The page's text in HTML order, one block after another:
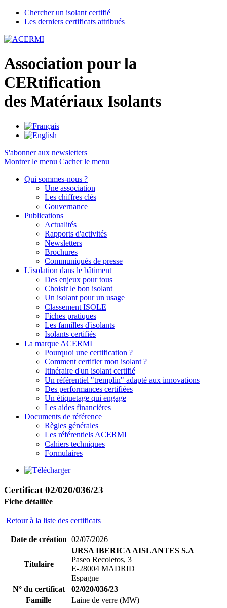
Chercher un isolant certifié
Les derniers certificats attribués
Association pour la
CERtification
des Matériaux Isolants
S'abonner aux newsletters
Montrer le menu Cacher le menu
Qui sommes-nous ?
Une association
Les chiffres clés
Gouvernance
Publications
Actualités
Rapports d'activités
Newsletters
Brochures
Communiqués de presse
L'isolation dans le bâtiment
Des enjeux pour tous
Choisir le bon isolant
Un isolant pour un usage
Classement ISOLE
Fiches pratiques
Les familles d'isolants
Isolants certifiés
La marque ACERMI
Pourquoi une certification ?
Comment certifier mon isolant ?
Itinéraire d'un isolant certifié
Un référentiel "tremplin" adapté aux innovations
Des performances certifiées
Un étiquetage qui engage
Les aides financières
Documents de référence
Règles générales
Les référentiels ACERMI
Cahiers techniques
Formulaires
Certificat 02/020/036/23
Fiche détaillée
Retour à la liste des certificats
Date de création 02/07/2026
Titulaire
URSA IBERICA AISLANTES S.A
Paseo Recoletos, 3
E-28004 MADRID
Espagne
N° du certificat
02/020/036/23
Famille
Laine de verre (MW)